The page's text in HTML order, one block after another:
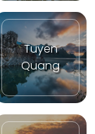
Tuyen
Quang